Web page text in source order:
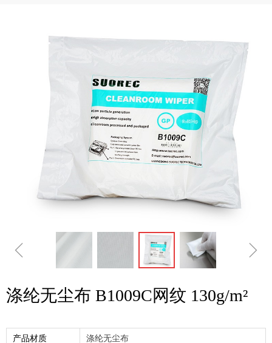
涤纶无尘布 B1009C网纹 130g/m²
ꁆ ꁇ
产品材质 涤纶无尘布